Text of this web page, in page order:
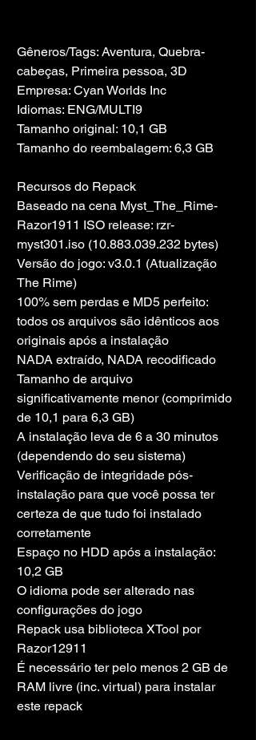
Gêneros/Tags: Aventura, Quebra-
cabeças, Primeira pessoa, 3D
Empresa: Cyan Worlds Inc
Idiomas: ENG/MULTI9
Tamanho original: 10,1 GB
Tamanho do reembalagem: 6,3 GB
Recursos do Repack
Baseado na cena Myst_The_Rime-
Razor1911 ISO release: rzr-
myst301.iso (10.883.039.232 bytes)
Versão do jogo: v3.0.1 (Atualização
The Rime)
100% sem perdas e MD5 perfeito:
todos os arquivos são idênticos aos
originais após a instalação
NADA extraído, NADA recodificado
Tamanho de arquivo
significativamente menor (comprimido
de 10,1 para 6,3 GB)
A instalação leva de 6 a 30 minutos
(dependendo do seu sistema)
Verificação de integridade pós-
instalação para que você possa ter
certeza de que tudo foi instalado
corretamente
Espaço no HDD após a instalação:
10,2 GB
O idioma pode ser alterado nas
configurações do jogo
Repack usa biblioteca XTool por
Razor12911
É necessário ter pelo menos 2 GB de
RAM livre (inc. virtual) para instalar
este repack